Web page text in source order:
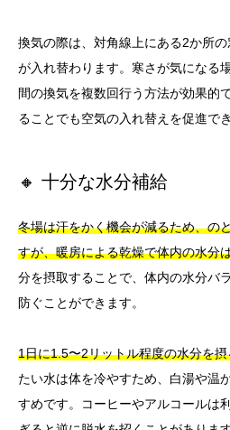
換気の際は、対角線上にある2か所
が入れ替わります。寒さが気になる
間の換気を複数回行う方法が効果的
ることでも空気の入れ替えを促進でき
🔸 十分な水分補給
冬場は汗をかく機会が減るため、の
すが、暖房による乾燥で体内の水分
分を摂取することで、体内の水分バ
防ぐことができます。
1日に1.5〜2リットル程度の水分を
たい水は体を冷やすため、白湯や温
すめです。コーヒーやアルコールは